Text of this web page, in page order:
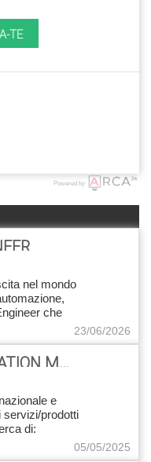
TE
Powered by
nel mondo
che
di
Le
e
e sistemi
Customer
di soluzioni di
23/06/2026
CORPORATE COMMUNICATION MANAGER
e
servizi/prodotti
di:
Obiettivo la
di
05/05/2025